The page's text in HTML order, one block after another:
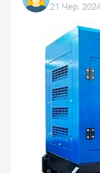
21 Чер.